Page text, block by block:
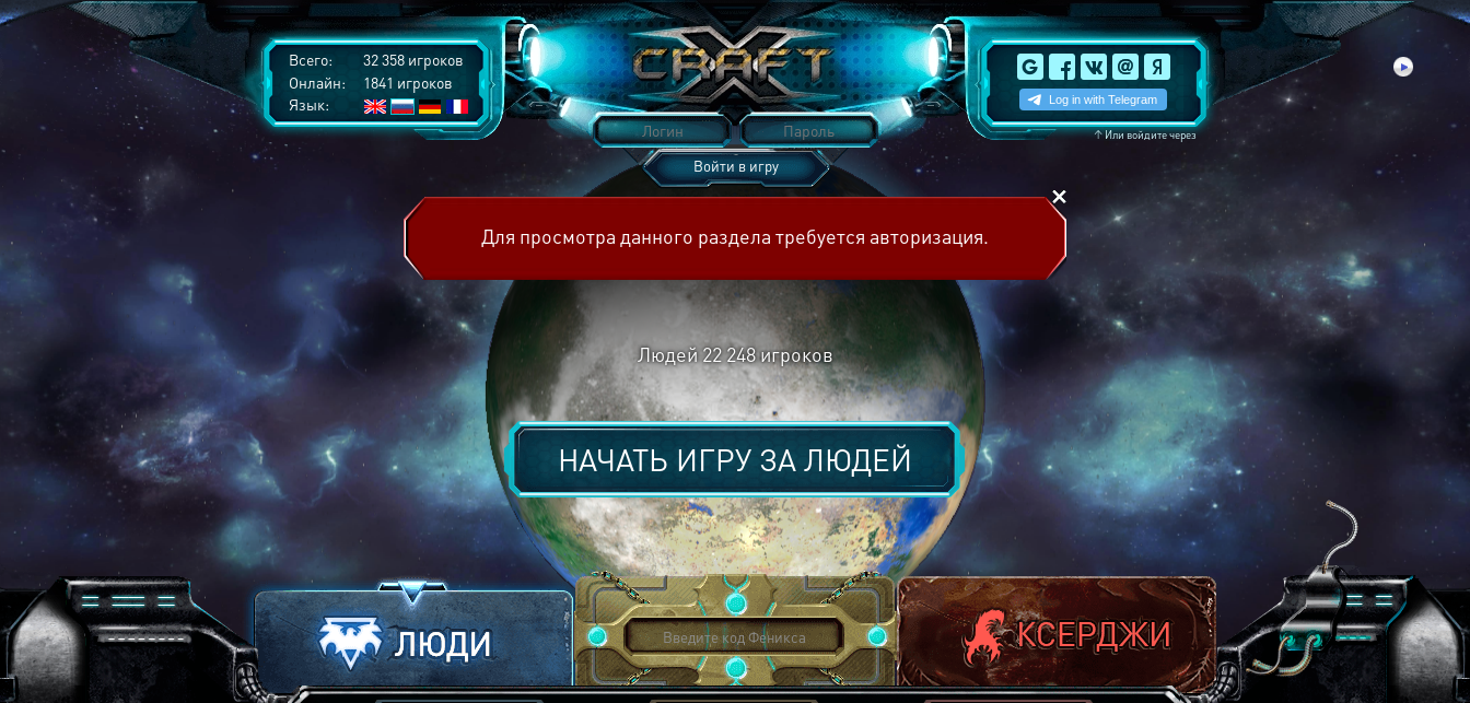
Всего:
32 358 игроков
Онлайн:
1841 игроков
Язык:
↑Или войдите через
Войти в игру
Для просмотра данного раздела требуется авторизация.
Людей 22 248игроков
НАЧАТЬ ИГРУ ЗАЛЮДЕЙ